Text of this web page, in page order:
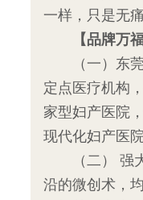
一样，只是无
【品牌万
（一）东莞
定点医疗机构
家型妇产医院
现代化妇产医院
（二） 强
沿的微创术，